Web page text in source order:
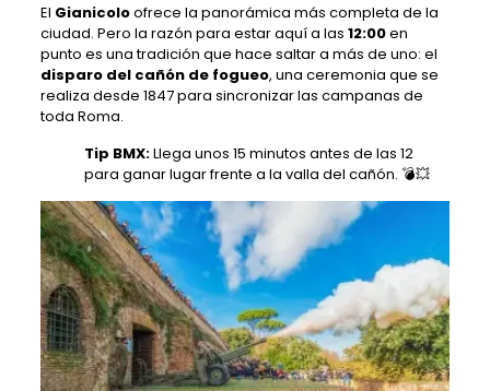
El Gianicoloofrece la panorámica más completa de la
ciudad. Pero la razón para estar aquí a las 12:00en
punto es una tradición que hace saltar a más de uno: el
disparo del cañón de fogueo, una ceremonia que se
realiza desde 1847 para sincronizar las campanas de
toda Roma.
Tip BMX:Llega unos 15 minutos antes de las 12
para ganar lugar frente a la valla del cañón. 💣💥